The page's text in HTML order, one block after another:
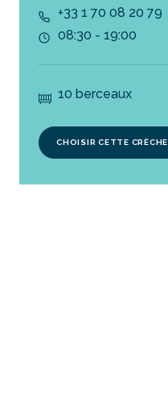
+33 1 70 08 20 79
08:30 - 19:00
10 berceaux
CHOISIR CETTE CRÈCHE